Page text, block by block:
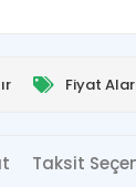
Fiyat
Taksit